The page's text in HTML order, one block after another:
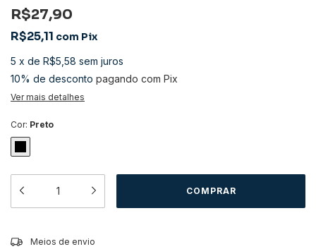
R$27,90
R$25,11 com Pix
5 x de R$5,58 sem juros
10% de desconto pagando com Pix
Ver mais detalhes
Cor: Preto
Entregas para o CEP:
Meios de envio